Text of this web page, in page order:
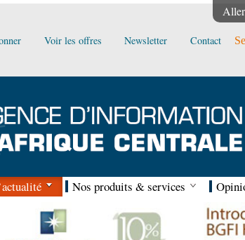
Voir les offres Newsletter Contact
Nos produits & services